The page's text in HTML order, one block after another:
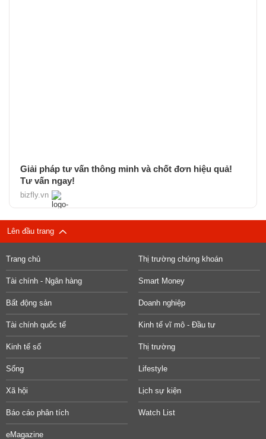
Giải pháp tư vấn thông minh và chốt đơn hiệu quả!
Tư vấn ngay!
bizfly.vn
Lên đầu trang
Trang chủ Thị trường chứng khoán
Tài chính - Ngân hàng Smart Money
Bất động sản Doanh nghiệp
Tài chính quốc tế Kinh tế vĩ mô - Đầu tư
Kinh tế số Thị trường
Sống Lifestyle
Xã hội Lịch sự kiện
Báo cáo phân tích Watch List
eMagazine